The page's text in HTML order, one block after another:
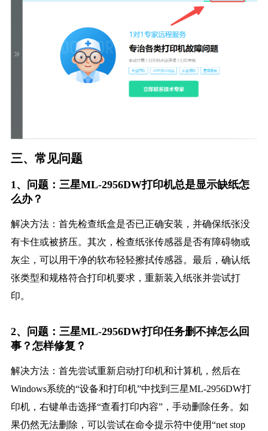
三、常见问题
1、问题：三星ML-2956DW打印机总是显示缺纸怎
么办？
解决方法：首先检查纸盒是否已正确安装，并确保纸张没
有卡住或被挤压。其次，检查纸张传感器是否有障碍物或
灰尘，可以用干净的软布轻轻擦拭传感器。最后，确认纸
张类型和规格符合打印机要求，重新装入纸张并尝试打
印。
2、问题：三星ML-2956DW打印任务删不掉怎么回
事？怎样修复？
解决方法：首先尝试重新启动打印机和计算机，然后在
Windows系统的“设备和打印机”中找到三星ML-2956DW打
印机，右键单击选择“查看打印内容”，手动删除任务。如
果仍然无法删除，可以尝试在命令提示符中使用“net stop